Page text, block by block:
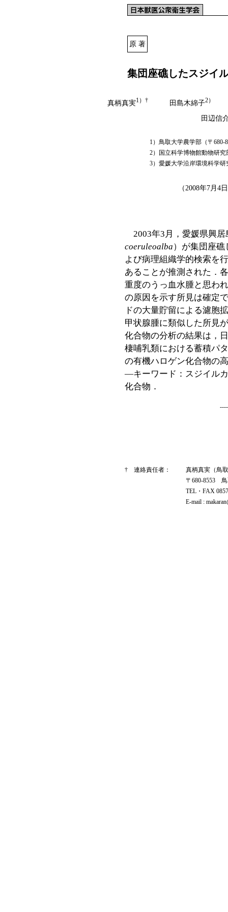
原 著
集団座礁したスジイ
真柄真実1）† 田島木綿子2）
田辺信
1）鳥取大学農学部（〒
2）国立科学博物館動物研
3）愛媛大学沿岸環境科学
（2008年7月4
2003年3月，愛媛県興居
coeruleoalba）が集団座
よび病理組織学的検索を
あることが推測された．
重度のうっ血水腫と思わ
の原因を示す所見は確定
ドの大量貯留による濾胞
甲状腺腫に類似した所見
化合物の分析の結果は，
棲哺乳類における蓄積パ
の有機ハロゲン化合物の
―キーワード： スジイル
化合物．
† 連絡責任者：
真柄真実（鳥
〒680-8553 鳥
TEL・FAX
E-mail :